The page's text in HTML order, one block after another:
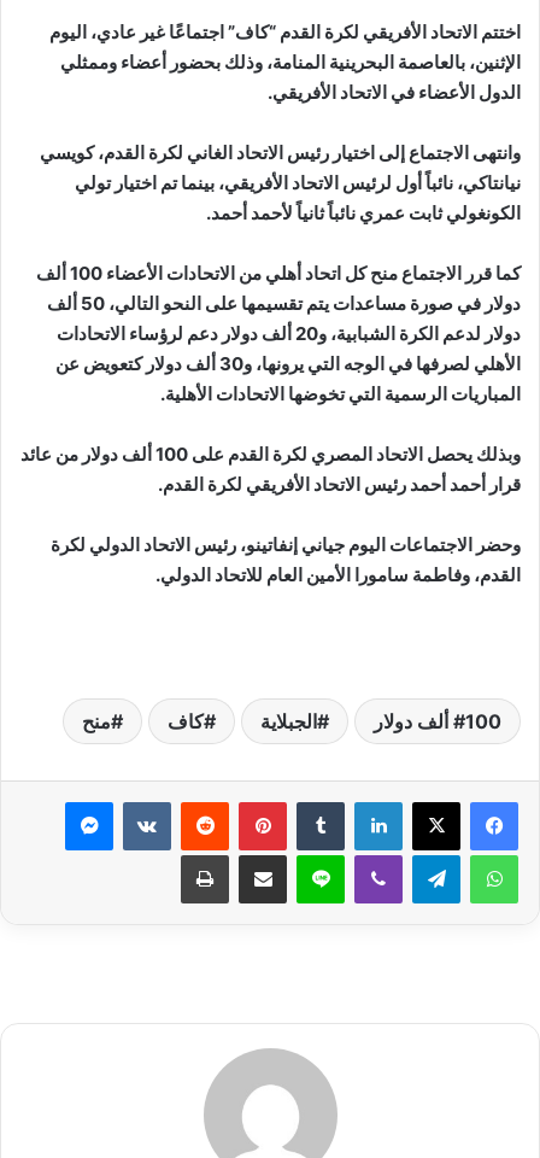
اختتم الاتحاد الأفريقي لكرة القدم “كاف” اجتماعًا غير عادي، اليوم
الإثنين، بالعاصمة البحرينية المنامة، وذلك بحضور أعضاء وممثلي
الدول الأعضاء في الاتحاد الأفريقي.
وانتهى الاجتماع إلى اختيار رئيس الاتحاد الغاني لكرة القدم، كويسي
نيانتاكي، نائباً أول لرئيس الاتحاد الأفريقي، بينما تم اختيار تولي
الكونغولي ثابت عمري نائباً ثانياً لأحمد أحمد.
كما قرر الاجتماع منح كل اتحاد أهلي من الاتحادات الأعضاء 100 ألف
دولار في صورة مساعدات يتم تقسيمها على النحو التالي، 50 ألف
دولار لدعم الكرة الشبابية، و20 ألف دولار دعم لرؤساء الاتحادات
الأهلي لصرفها في الوجه التي يرونها، و30 ألف دولار كتعويض عن
المباريات الرسمية التي تخوضها الاتحادات الأهلية.
وبذلك يحصل الاتحاد المصري لكرة القدم على 100 ألف دولار من عائد
قرار أحمد أحمد رئيس الاتحاد الأفريقي لكرة القدم.
وحضر الاجتماعات اليوم جياني إنفاتينو، رئيس الاتحاد الدولي لكرة
القدم، وفاطمة سامورا الأمين العام للاتحاد الدولي.
100 ألف دولار الجبلاية كاف منح
لينكدإن بينتيريست ماسنجر
واتساب تيلقرام ڤايبر لاين مشاركة عبر البريد طباعة